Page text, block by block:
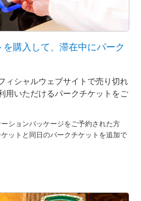
購入して、滞在中にパーク
ィシャルウェブサイトで売り切れ
用いただけるパークチケットをご
ションパッケージをご予約された方
ットと同日のパークチケットを追加で